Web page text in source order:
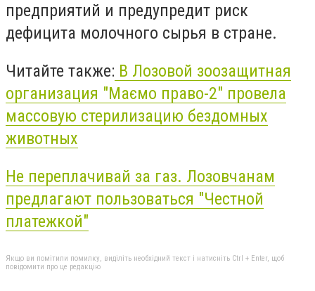
предприятий и предупредит риск
дефицита молочного сырья в стране.
Читайте также: В Лозовой зоозащитная
организация "Маємо право-2" провела
массовую стерилизацию бездомных
животных
Не переплачивай за газ. Лозовчанам
предлагают пользоваться "Честной
платежкой"
Якщо ви помітили помилку, виділіть необхідний текст і натисніть Ctrl + Enter, щоб
повідомити про це редакцію